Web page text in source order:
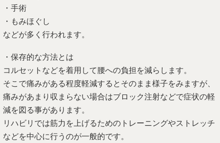
・手術
・もみほぐし
などが多く行われます。
・保存的な方法とは
コルセットなどを着用して腰への負担を減らします。
そこで痛みがある程度軽減するとそのまま様子をみますが、
痛みがあまり収まらない場合はブロック注射などで症状の軽
減を図る事があります。
リハビリでは筋力を上げるためのトレーニングやストレッチ
などを中心に行うのが一般的です。